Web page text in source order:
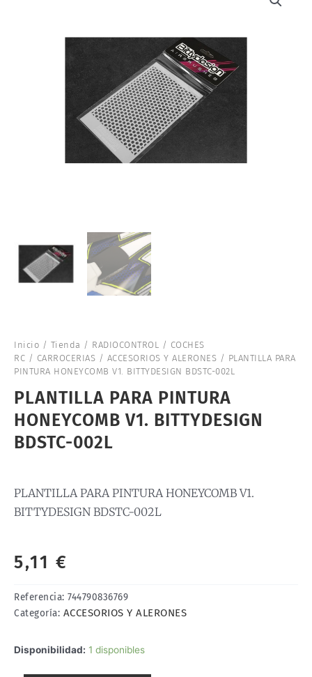
Inicio / Tienda / RADIOCONTROL / COCHES
RC / CARROCERIAS / ACCESORIOS Y ALERONES / PLANTILLA PARA
PINTURA HONEYCOMB V1. BITTYDESIGN BDSTC-002L
PLANTILLA PARA PINTURA
HONEYCOMB V1. BITTYDESIGN
BDSTC-002L
PLANTILLA PARA PINTURA HONEYCOMB V1.
BITTYDESIGN BDSTC-002L
5,11 €
Referencia: 744790836769
Categoría: ACCESORIOS Y ALERONES
Disponibilidad: 1 disponibles
PLANTILLA